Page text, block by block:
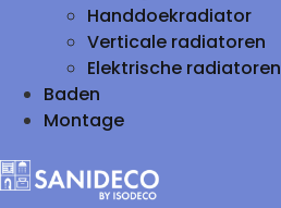
Handdoekradiator
Verticale radiatoren
Elektrische radiatoren
Baden
Montage